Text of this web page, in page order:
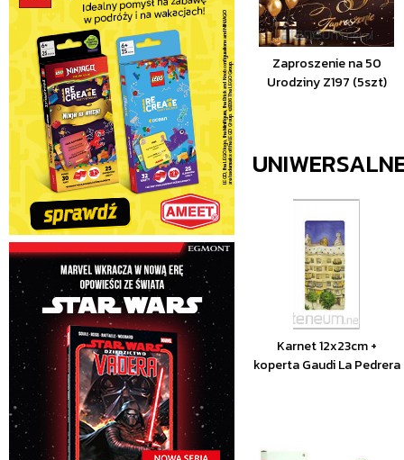
Zaproszenie na 50
Urodziny Z197 (5szt)
Karnet 12x23cm +
koperta Gaudi La Pedrera